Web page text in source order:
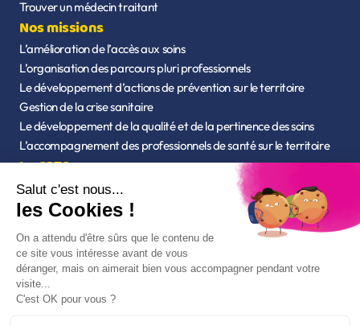
La CPTS
Qui sommes-nous ?
L’équipe
Statuts de l'association
Nos outils
Mon espace santé - CPAM
Chercher un professionnel de santé - Ameli
Accès à Annumédic
Accès à Parceo
Adhérer
Nos missions
L’amélioration de l’accès aux soins
L’organisation des parcours pluri professionnels
Le développement d’actions de prévention sur le territoire
Gestion de la crise sanitaire
Le développement de la qualité et de la pertinence des soins
L’accompagnement des professionnels de santé sur le territoire
Trouver un médecin traitant